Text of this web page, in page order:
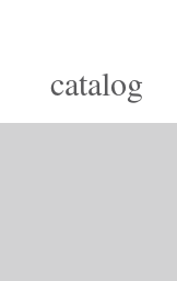
catalog